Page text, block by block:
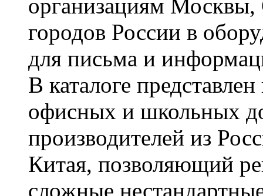
организациям Москвы,
городов России в
для письма и
В каталоге
офисных и школьных
производителей из
Китая, позволяющий
сложные